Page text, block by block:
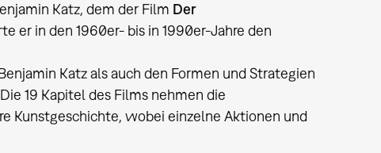
Katz, dem der Film Der
er in den 1960er- bis in 1990er-Jahre den
Katz als auch den Formen und Strategien
19 Kapitel des Films nehmen die
Kunstgeschichte, wobei einzelne Aktionen und